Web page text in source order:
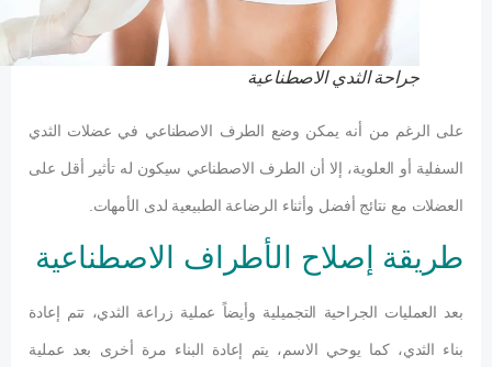
جراحة الثدي الاصطناعية
على الرغم من أنه يمكن وضع الطرف الاصطناعي في عضلات الثدي
السفلية أو العلوية، إلا أن الطرف الاصطناعي سيكون له تأثير أقل على
العضلات مع نتائج أفضل وأثناء الرضاعة الطبيعية لدى الأمهات.
طريقة إصلاح الأطراف الاصطناعية
بعد العمليات الجراحية التجميلية وأيضاً عملية زراعة الثدي، تتم إعادة
بناء الثدي، كما يوحي الاسم، يتم إعادة البناء مرة أخرى بعد عملية